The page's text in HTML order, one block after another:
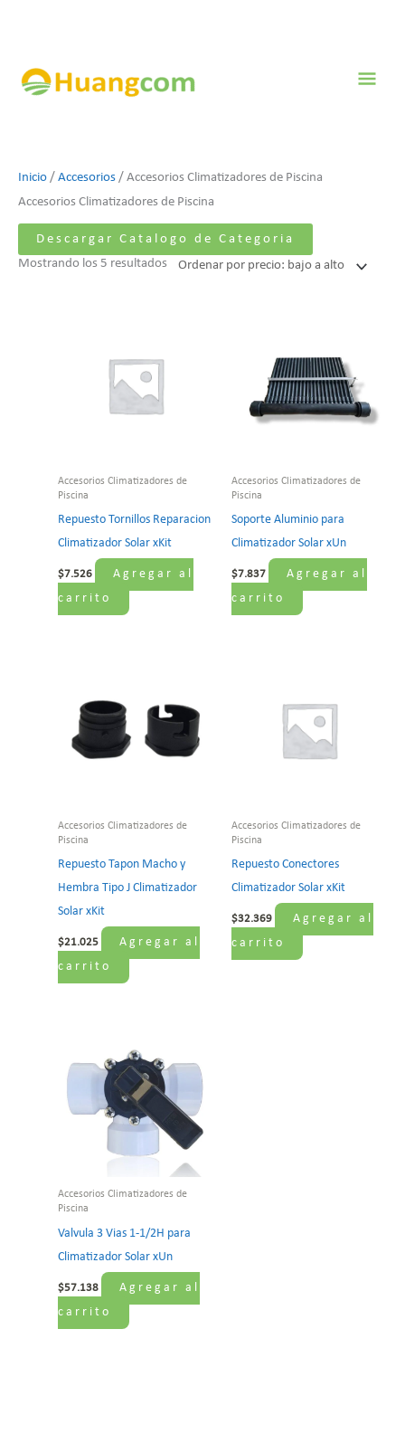
Inicio / Accesorios / Accesorios Climatizadores de Piscina
Accesorios Climatizadores de Piscina
Descargar Catalogo de Categoria
Mostrando los 5 resultados
Ordenado
por
precio:
bajo
Accesorios Climatizadores de
Piscina
Repuesto Tornillos Reparacion
Climatizador Solar xKit
$7.526
Agregar al
carrito
Accesorios Climatizadores de
Piscina
Soporte Aluminio para
Climatizador Solar xUn
$7.837
Agregar al
carrito
Accesorios Climatizadores de
Piscina
Repuesto Tapon Macho y
Hembra Tipo J Climatizador
Solar xKit
$21.025
Agregar al
carrito
Accesorios Climatizadores de
Piscina
Repuesto Conectores
Climatizador Solar xKit
$32.369
Agregar al
carrito
Accesorios Climatizadores de
Piscina
Valvula 3 Vias 1-1/2H para
Climatizador Solar xUn
$57.138
Agregar al
carrito